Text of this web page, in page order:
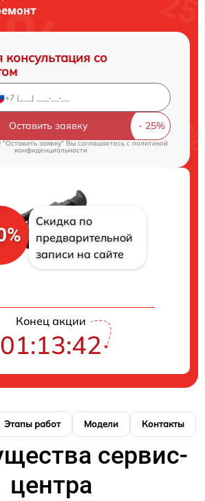
консультация со
Оставить заявку
заявку" Вы соглашаетесь c политикой
конфиденциальности
Скидка по
предварительной
записи на сайте
Конец акции
01:13:41
Этапы работ Модели Контакты
сервис-
центра